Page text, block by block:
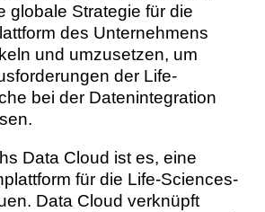
globale Strategie für die
des Unternehmens
und umzusetzen, um
der Life-
bei der Datenintegration
Data Cloud ist es, eine
für die Life-Sciences-
Data Cloud verknüpft